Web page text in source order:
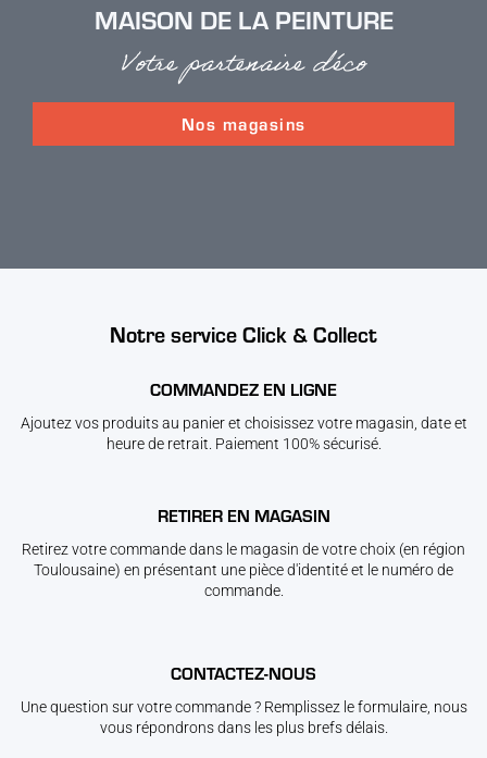
MAISON DE LA PEINTURE
Votre partenaire déco
Nos magasins
Notre service Click & Collect
COMMANDEZ EN LIGNE
Ajoutez vos produits au panier et choisissez votre magasin, date et
heure de retrait. Paiement 100% sécurisé.
RETIRER EN MAGASIN
Retirez votre commande dans le magasin de votre choix (en région
Toulousaine) en présentant une pièce d'identité et le numéro de
commande.
CONTACTEZ-NOUS
Une question sur votre commande ? Remplissez le formulaire, nous
vous répondrons dans les plus brefs délais.